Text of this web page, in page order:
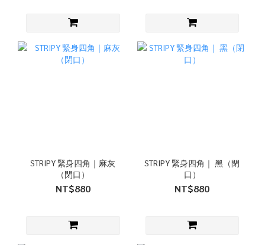
STRIPY 緊身四角｜麻灰
（閉口）
NT$880
STRIPY 緊身四角｜ 黑（閉
口）
NT$880